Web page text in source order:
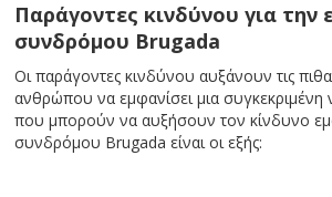
Παράγοντες κινδύνου για την
συνδρόμου Brugada
Οι παράγοντες κινδύνου αυξάνουν τις
ανθρώπου να εμφανίσει μια
που μπορούν να αυξήσουν τον κίνδυνο
συνδρόμου Brugada είναι οι εξής: